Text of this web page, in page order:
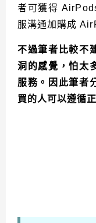
者可獲得
服溝通加購成
不過筆者比較不
洞的感覺，怕太
服務。因此筆者
買的人可以遵循